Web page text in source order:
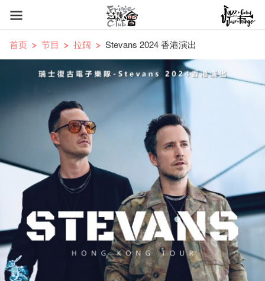
首页 节目 拉阔 Stevans 2024 香港演出